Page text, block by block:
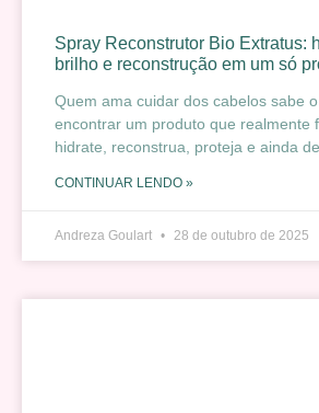
Spray Reconstrutor Bio Extratus:
brilho e reconstrução em um só
Quem ama cuidar dos cabelos sabe
encontrar um produto que
hidrate, reconstrua, proteja e ainda
CONTINUAR LENDO »
Andreza Goulart 28 de outubro de 2025